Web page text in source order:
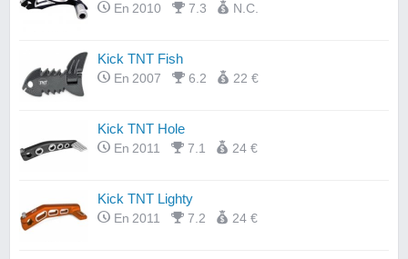
En 2010 7.3 N.C.
Kick TNT Fish
En 2007 6.2 22 €
Kick TNT Hole
En 2011 7.1 24 €
Kick TNT Lighty
En 2011 7.2 24 €